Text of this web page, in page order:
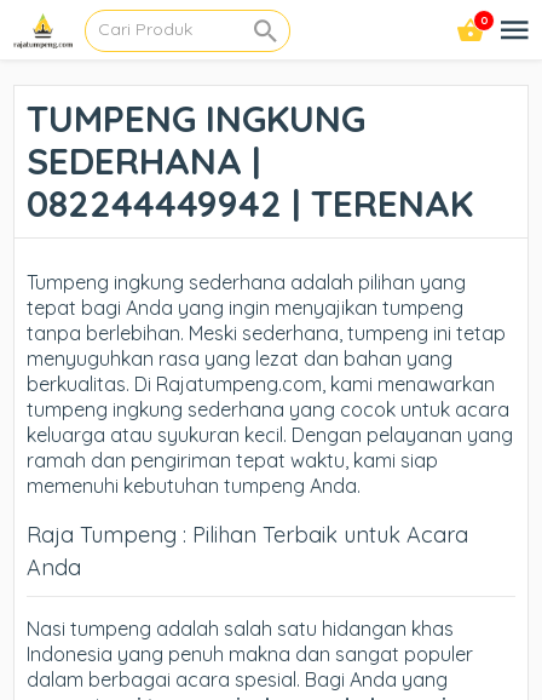
0
TUMPENG INGKUNG
SEDERHANA |
082244449942 | TERENAK
Tumpeng ingkung sederhana adalah pilihan yang
tepat bagi Anda yang ingin menyajikan tumpeng
tanpa berlebihan. Meski sederhana, tumpeng ini tetap
menyuguhkan rasa yang lezat dan bahan yang
berkualitas. Di Rajatumpeng.com, kami menawarkan
tumpeng ingkung sederhana yang cocok untuk acara
keluarga atau syukuran kecil. Dengan pelayanan yang
ramah dan pengiriman tepat waktu, kami siap
memenuhi kebutuhan tumpeng Anda.
Raja Tumpeng : Pilihan Terbaik untuk Acara
Anda
Nasi tumpeng adalah salah satu hidangan khas
Indonesia yang penuh makna dan sangat populer
dalam berbagai acara spesial. Bagi Anda yang